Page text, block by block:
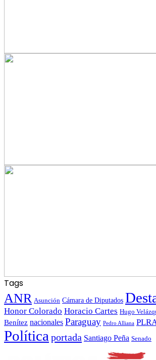
Tags
ANR Asunción Cámara de Diputados
Honor Colorado Horacio Cartes Hugo
Benítez nacionales Paraguay Pedro Alliana
Política portada Santiago Peña Senado